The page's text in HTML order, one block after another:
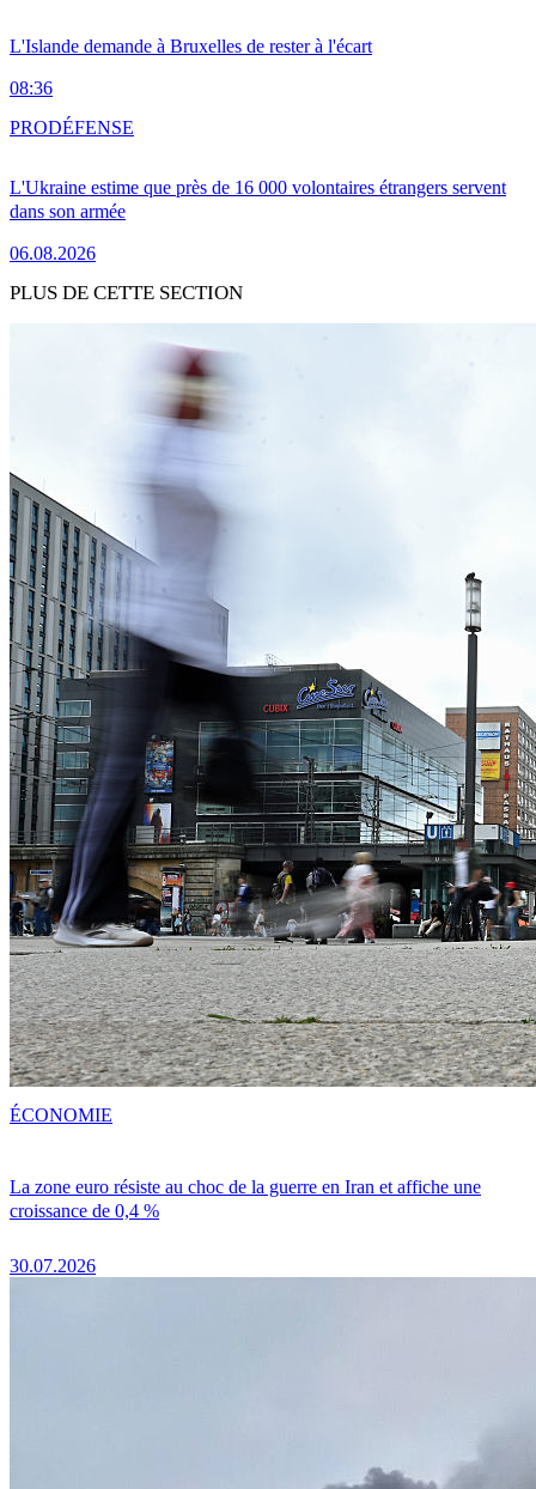
L'Islande demande à Bruxelles de rester à l'écart
08:36
L'Ukraine estime que près de 16 000 volontaires étrangers servent
dans son armée
06.08.2026
PRODÉFENSE
PLUS DE CETTE SECTION
La zone euro résiste au choc de la guerre en Iran et affiche une
croissance de 0,4 %
30.07.2026
ÉCONOMIE